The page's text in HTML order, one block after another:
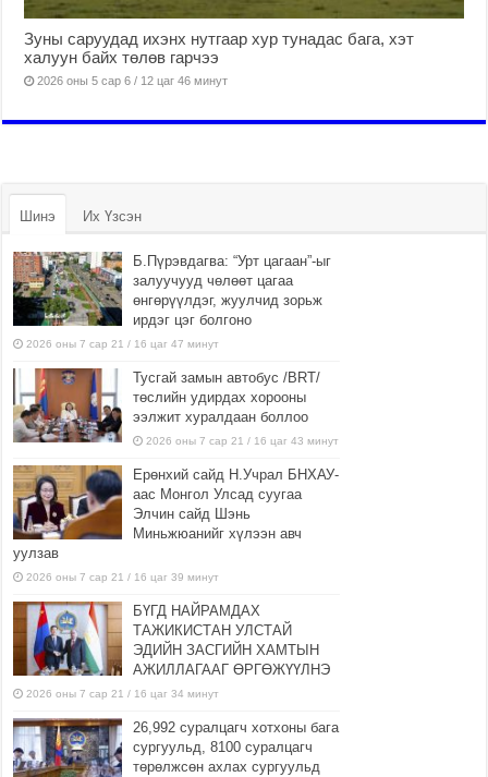
Зуны саруудад ихэнх нутгаар хур тунадас бага, хэт
халуун байх төлөв гарчээ
2026 оны 5 сар 6 / 12 цаг 46 минут
Шинэ Их Үзсэн
Б.Пүрэвдагва: “Урт цагаан”-ыг
залуучууд чөлөөт цагаа
өнгөрүүлдэг, жуулчид зорьж
ирдэг цэг болгоно
2026 оны 7 сар 21 / 16 цаг 47 минут
Тусгай замын автобус /BRT/
төслийн удирдах хорооны
ээлжит хуралдаан боллоо
2026 оны 7 сар 21 / 16 цаг 43 минут
Ерөнхий сайд Н.Учрал БНХАУ-
аас Монгол Улсад суугаа
Элчин сайд Шэнь
Миньжюанийг хүлээн авч
уулзав
2026 оны 7 сар 21 / 16 цаг 39 минут
БҮГД НАЙРАМДАХ
ТАЖИКИСТАН УЛСТАЙ
ЭДИЙН ЗАСГИЙН ХАМТЫН
АЖИЛЛАГААГ ӨРГӨЖҮҮЛНЭ
2026 оны 7 сар 21 / 16 цаг 34 минут
26,992 суралцагч хотхоны бага
сургуульд, 8100 суралцагч
төрөлжсөн ахлах сургуульд